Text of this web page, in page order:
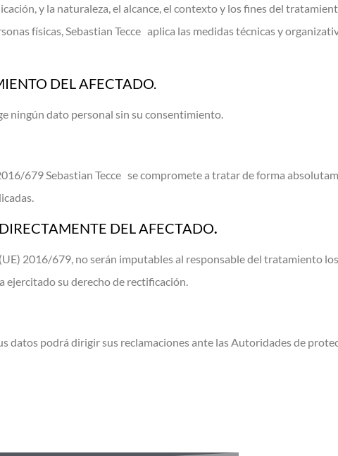
y la naturaleza, el alcance, el contexto y los fines del
físicas, Sebastian Tecce aplica las medidas técnicas y
DEL AFECTADO.
ningún dato personal sin su consentimiento.
679 Sebastian Tecce se compromete a tratar de forma
DEL AFECTADO.
2016/679, no serán imputables al responsable del tratamiento
ejercitado su derecho de rectificación.
datos podrá dirigir sus reclamaciones ante las Autoridades de